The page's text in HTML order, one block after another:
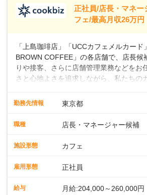
※試用期間なし
■店長職： ・西日本／月
万円＋賞与(年3回)・店長
正社員/店長・マネー
フェ/最高月収26万円
「上島珈琲店」「UCCカフェメルカード
BROWN COFFEE」の各店舗で、店長候
りや接客、さらに店舗管理業務などをお
さと心地よさを追求しながら、私たちの
の抽出や各種ドリンクの作成お客様のご
タートも安心 ◎サポート体制充実コーヒ
から40代まで幅広い年齢層が活躍してお
るので、スムーズに業務に馴染める環境
長として活躍を！接客業務になれたら、
勤務先情報 東京都
職種 店長・マネージャー候補
施設形態 カフェ
雇用形態 正社員
給与 月給:204,000～260,000円